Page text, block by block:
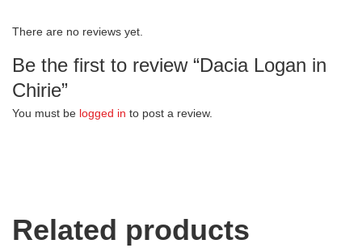
There are no reviews yet.
Be the first to review “Dacia Logan in
Chirie”
You must be logged in to post a review.
Related products